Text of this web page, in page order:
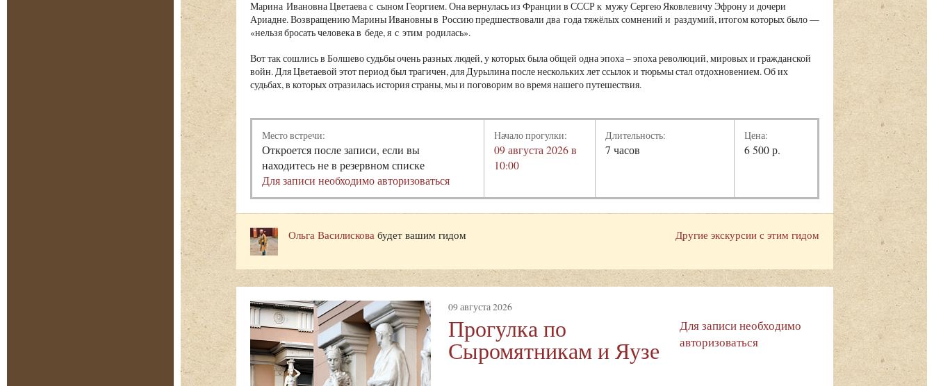
Марина Ивановна Цветаева с сыном Георгием. Она вернулась из Франции в СССР к мужу Сергею Яковлевичу Эфрону и дочери
Ариадне. Возвращению Марины Ивановны в Россию предшествовали два года тяжёлых сомнений и раздумий, итогом которых было —
«нельзя бросать человека в беде, я с этим родилась».
Вот так сошлись в Болшево судьбы очень разных людей, у которых была общей одна эпоха – эпоха революций, мировых и гражданской
войн. Для Цветаевой этот период был трагичен, для Дурылина после нескольких лет ссылок и тюрьмы стал отдохновением. Об их
судьбах, в которых отразилась история страны, мы и поговорим во время нашего путешествия.
Место встречи:
Откроется после записи, если вы
находитесь не в резервном списке
Для записи необходимо авторизоваться
Начало прогулки:
09 августа 2026 в
10:00
Длительность:
7 часов
Цена:
6 500 р.
Другие экскурсии с этим гидом
Ольга Василискова будет вашим гидом
09 августа 2026
Прогулка по
Сыромятникам и Яузе
Для записи необходимо
авторизоваться